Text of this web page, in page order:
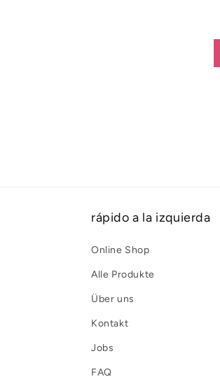
rápido a la izquierda
Online Shop
Alle Produkte
Über uns
Kontakt
Jobs
FAQ